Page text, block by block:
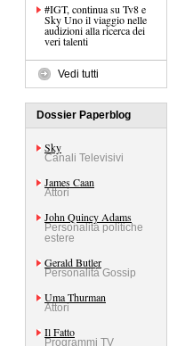
#IGT, continua su Tv8 e
Sky Uno il viaggio nelle
audizioni alla ricerca dei
veri talenti
Vedi tutti
Dossier Paperblog
Sky
Canali Televisivi
James Caan
Attori
John Quincy Adams
Personalità politiche
estere
Gerald Butler
Personalità Gossip
Uma Thurman
Attori
Il Fatto
Programmi TV